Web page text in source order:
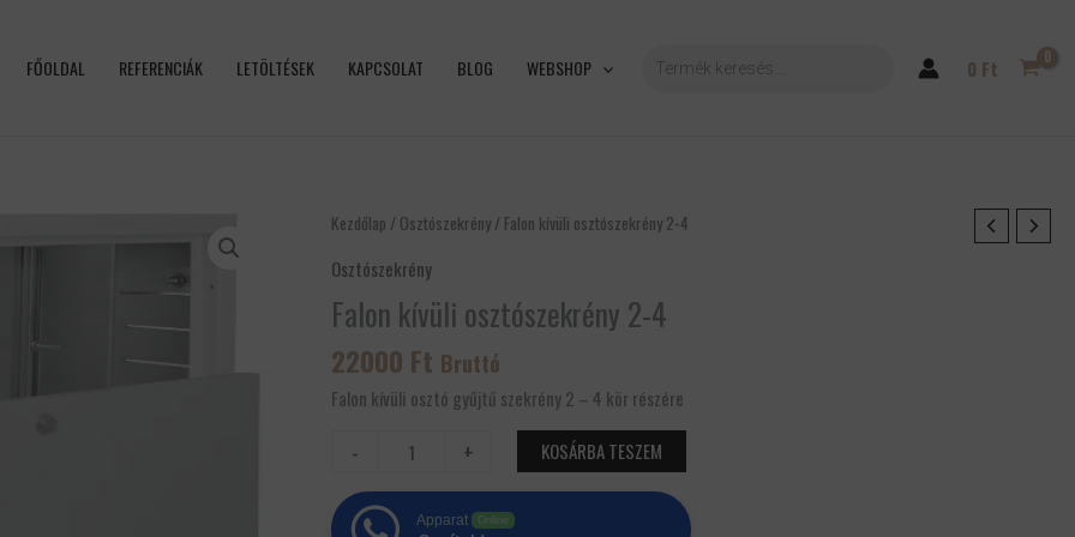
FŐOLDAL REFERENCIÁK LETÖLTÉSEK KAPCSOLAT BLOG WEBSHOP SEARCH 0 Ft
Kezdőlap / Osztószekrény / Falon kívüli osztószekrény 2-4
Osztószekrény
Falon kívüli osztószekrény 2-4
22000 Ft Bruttó
Falon kívüli osztó gyűjtű szekrény 2 – 4 kör részére
-
Falon
osztószekrény
2-
mennyiség
+ KOSÁRBA TESZEM
Apparat Online